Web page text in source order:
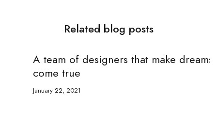
Related blog posts
A team of designers that make dreams
come true
January 22, 2021